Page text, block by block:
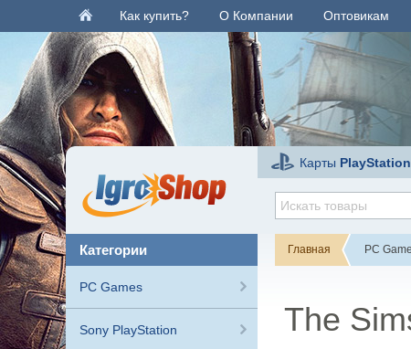
Как купить? О Компании Оптовикам
Карты
категории
PC Games
Sony PlayStation
Главная PC
The